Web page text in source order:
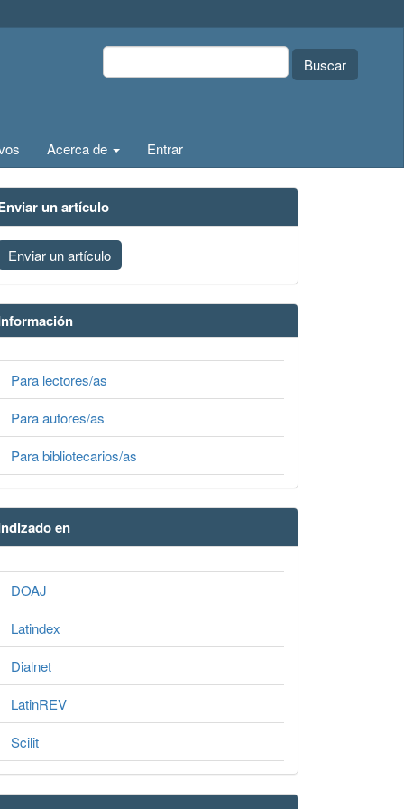
Buscar
Acerca de Entrar
un artículo
Enviar un artículo
Para lectores/as
Para autores/as
Para bibliotecarios/as
en
DOAJ
Latindex
Dialnet
LatinREV
Scilit